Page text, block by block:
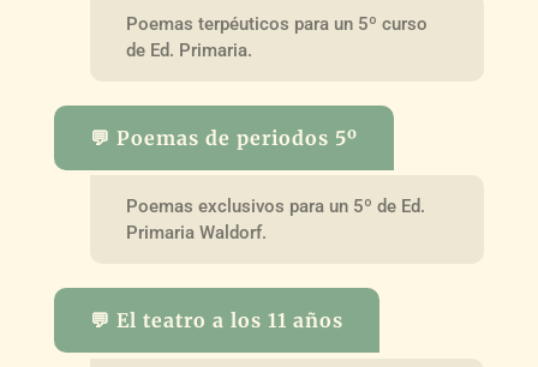
Poemas terpéuticos para un 5º curso
de Ed. Primaria.
💬 Poemas de periodos 5º
Poemas exclusivos para un 5º de Ed.
Primaria Waldorf.
💬 El teatro a los 11 años